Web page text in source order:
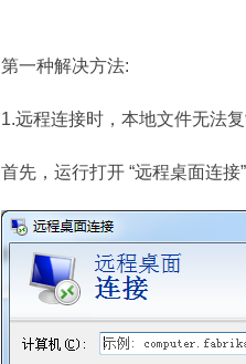
第一种解决方法:
1.远程连接时，本地文件无法复
首先，运行打开 “远程桌面连接